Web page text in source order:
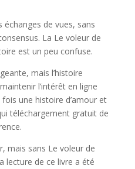
de vues, sans
La Le voleur de
est un peu confuse.
mais l’histoire
l’intérêt en ligne
une histoire d’amour et
téléchargement gratuit de
mais sans Le voleur de
lecture de ce livre a été